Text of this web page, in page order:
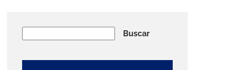
Buscar